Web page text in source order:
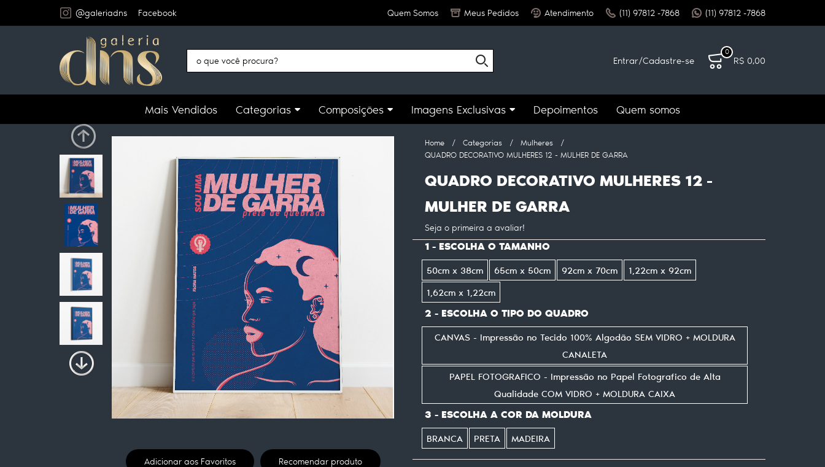
@galeriadns Facebook Quem Somos Meus Pedidos Atendimento (11) 97812 -7868 (11) 97812 -7868
Entrar/Cadastre-se
0
R$ 0,00
Mais Vendidos Categorias Composições Imagens Exclusivas Depoimentos Quem somos
Adicionar aos Favoritos Recomendar produto
Home Categorias
Mulheres
QUADRO DECORATIVO MULHERES 12 - MULHER DE GARRA
QUADRO DECORATIVO MULHERES 12 -
MULHER DE GARRA
Seja o primeira a avaliar!
1 - ESCOLHA O TAMANHO
50cm x 38cm 65cm x 50cm 92cm x 70cm
1,22cm x 92cm
1,62cm x 1,22cm
2 - ESCOLHA O TIPO DO QUADRO
CANVAS - Impressão no Tecido 100% Algodão SEM VIDRO + MOLDURA
CANALETA
PAPEL FOTOGRAFICO - Impressão no Papel Fotografico de Alta
Qualidade COM VIDRO + MOLDURA CAIXA
3 - ESCOLHA A COR DA MOLDURA
BRANCA PRETA MADEIRA